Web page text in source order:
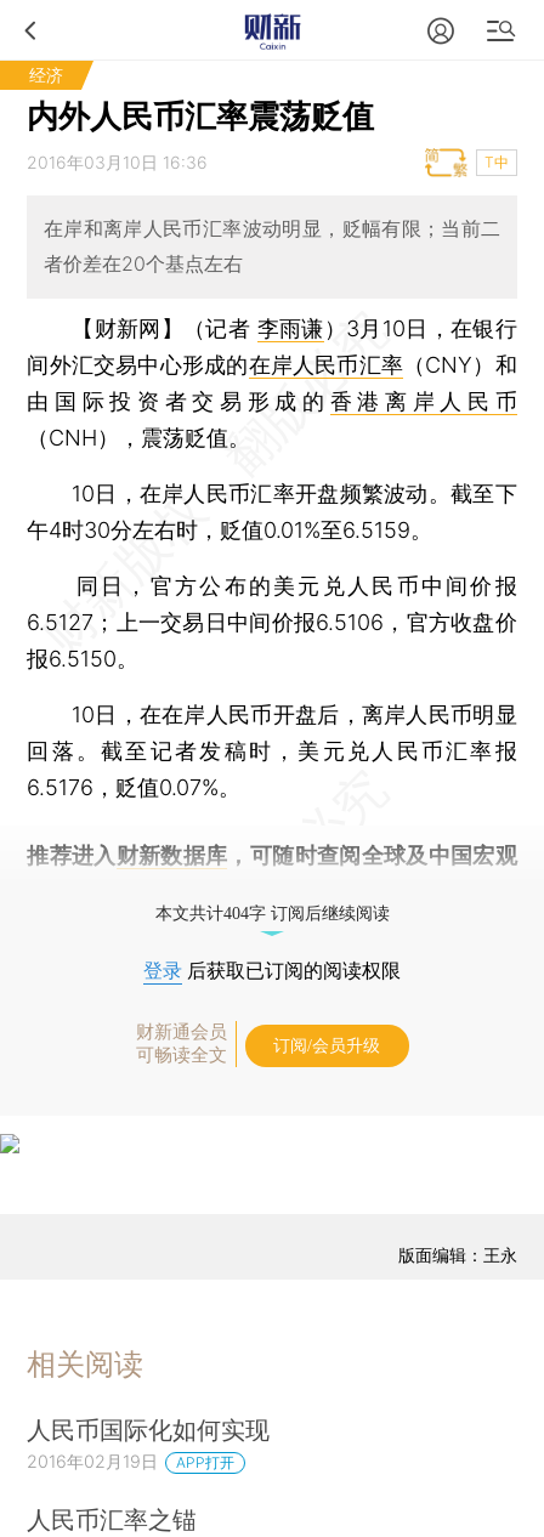
经济
内外人民币汇率震荡贬值
2016年03月10日 16:36 T中
在岸和离岸人民币汇率波动明显，贬幅有限；当前二
者价差在20个基点左右
【财新网】（记者 李雨谦） 3月10日，在银行
间外汇交易中心形成的在岸人民币汇率（CNY）和
由国际投资者交易形成的 香港离岸人民币
（CNH），震荡贬值。
10日，在岸人民币汇率开盘频繁波动。截至下
午4时30分左右时，贬值0.01%至6.5159。
同日，官方公布的美元兑人民币中间价报
6.5127；上一交易日中间价报6.5106，官方收盘价
报6.5150。
10日，在在岸人民币开盘后，离岸人民币明显
回落。截至记者发稿时，美元兑人民币汇率报
6.5176，贬值0.07%。
推荐进入 财新数据库 ，可随时查阅全球及中国宏观
本文共计404字 订阅后继续阅读
登录 后获取已订阅的阅读权限
财新通会员
可畅读全文
订阅/会员升级
版面编辑：王永
相关阅读
人民币国际化如何实现
2016年02月19日 APP打开
人民币汇率之锚